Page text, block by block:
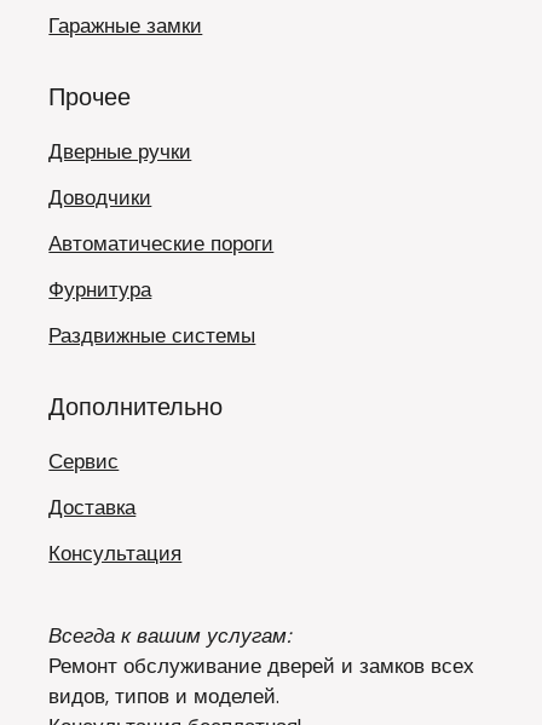
Гаражные замки
Прочее
Дверные ручки
Доводчики
Автоматические пороги
Фурнитура
Раздвижные системы
Дополнительно
Сервис
Доставка
Консультация
Всегда к вашим услугам:
Ремонт обслуживание дверей и замков всех
видов, типов и моделей.